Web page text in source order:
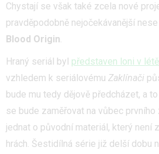
Chystají se však také zcela nové
pravděpodobně nejočekávanější
Blood Origin.
Hraný seriál byl představen loni v létě
vzhledem k seriálovému Zaklínači
bude mu tedy dějově předcházet, a
se bude zaměřovat na vůbec
jednat o původní materiál, který není
hrách. Šestidílná série již delší dobu